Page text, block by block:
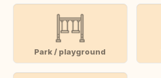
Park / playground